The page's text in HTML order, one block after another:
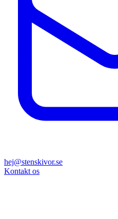
hej@stenskivor.se
Kontakt os